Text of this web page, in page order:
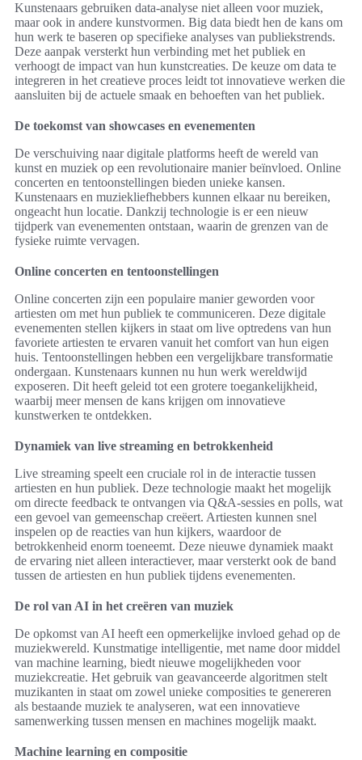
Kunstenaars gebruiken data-analyse niet alleen voor muziek,
maar ook in andere kunstvormen. Big data biedt hen de kans om
hun werk te baseren op specifieke analyses van publiekstrends.
Deze aanpak versterkt hun verbinding met het publiek en
verhoogt de impact van hun kunstcreaties. De keuze om data te
integreren in het creatieve proces leidt tot innovatieve werken die
aansluiten bij de actuele smaak en behoeften van het publiek.
De toekomst van showcases en evenementen
De verschuiving naar digitale platforms heeft de wereld van
kunst en muziek op een revolutionaire manier beïnvloed. Online
concerten en tentoonstellingen bieden unieke kansen.
Kunstenaars en muziekliefhebbers kunnen elkaar nu bereiken,
ongeacht hun locatie. Dankzij technologie is er een nieuw
tijdperk van evenementen ontstaan, waarin de grenzen van de
fysieke ruimte vervagen.
Online concerten en tentoonstellingen
Online concerten zijn een populaire manier geworden voor
artiesten om met hun publiek te communiceren. Deze digitale
evenementen stellen kijkers in staat om live optredens van hun
favoriete artiesten te ervaren vanuit het comfort van hun eigen
huis. Tentoonstellingen hebben een vergelijkbare transformatie
ondergaan. Kunstenaars kunnen nu hun werk wereldwijd
exposeren. Dit heeft geleid tot een grotere toegankelijkheid,
waarbij meer mensen de kans krijgen om innovatieve
kunstwerken te ontdekken.
Dynamiek van live streaming en betrokkenheid
Live streaming speelt een cruciale rol in de interactie tussen
artiesten en hun publiek. Deze technologie maakt het mogelijk
om directe feedback te ontvangen via Q&A-sessies en polls, wat
een gevoel van gemeenschap creëert. Artiesten kunnen snel
inspelen op de reacties van hun kijkers, waardoor de
betrokkenheid enorm toeneemt. Deze nieuwe dynamiek maakt
de ervaring niet alleen interactiever, maar versterkt ook de band
tussen de artiesten en hun publiek tijdens evenementen.
De rol van AI in het creëren van muziek
De opkomst van AI heeft een opmerkelijke invloed gehad op de
muziekwereld. Kunstmatige intelligentie, met name door middel
van machine learning, biedt nieuwe mogelijkheden voor
muziekcreatie. Het gebruik van geavanceerde algoritmen stelt
muzikanten in staat om zowel unieke composities te genereren
als bestaande muziek te analyseren, wat een innovatieve
samenwerking tussen mensen en machines mogelijk maakt.
Machine learning en compositie